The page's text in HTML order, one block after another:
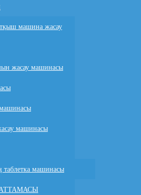
машина жасау
жасау машинасы
машинасы
таблетка машинасы